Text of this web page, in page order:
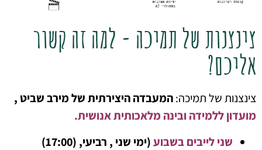
צינצנות של תמיכה - למה זה קשור
אליכם?
צינצנות של תמיכה:המעבדה היצירתית של מירב שביט,
מועדון ללמידה ובינה מלאכותית אנושית.
שני לייבים בשבוע
(ימי שני , רביעי, (17:00)